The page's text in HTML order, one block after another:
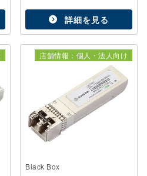
詳細を見る
店舗情報：個人・法人向け
Black Box